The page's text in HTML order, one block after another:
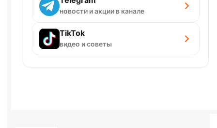
новости и акции в канале
TikTok
видео и советы